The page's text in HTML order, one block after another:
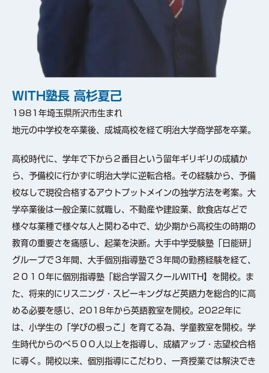
WITH塾長 高杉夏己
1981年埼玉県所沢市生まれ
地元の中学校を卒業後、成城高校を経て明治大学商学部を卒業。
高校時代に、学年で下から２番目という留年ギリギリの成績か
ら、予備校に行かずに明治大学に逆転合格。その経験から、予備
校なしで現役合格するアウトプットメインの独学方法を考案。大
学卒業後は一般企業に就職し、不動産や建設業、飲食店などで
様々な業種で様々な人と関わる中で、幼少期から高校生の時期の
教育の重要さを痛感し、起業を決断。大手中学受験塾「日能研」
グループで３年間、大手個別指導塾で３年間の勤務経験を経て、
２０１０年に個別指導塾「総合学習スクールWITH】を開校。ま
た、将来的にリスニング・スピーキングなど英語力を総合的に高
める必要を感じ、2018年から英語教室を開校。2022年に
は、小学生の「学びの根っこ」を育てる為、学童教室を開校。学
生時代からのべ５００人以上を指導し、成績アップ・志望校合格
に導く。開校以来、個別指導にこだわり、一斉授業では解決でき